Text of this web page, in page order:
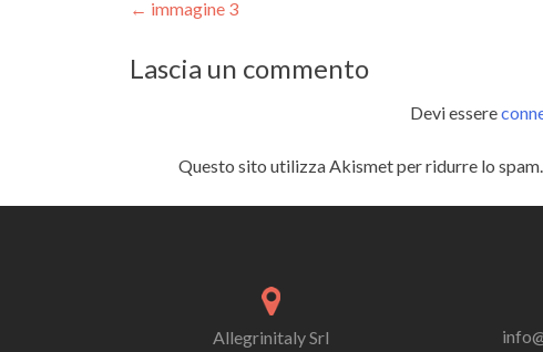
Post
navigation
← immagine 3
Lascia un commento
Devi essere
Questo sito utilizza Akismet per ridurre lo spam.
Allegrinitaly Srl